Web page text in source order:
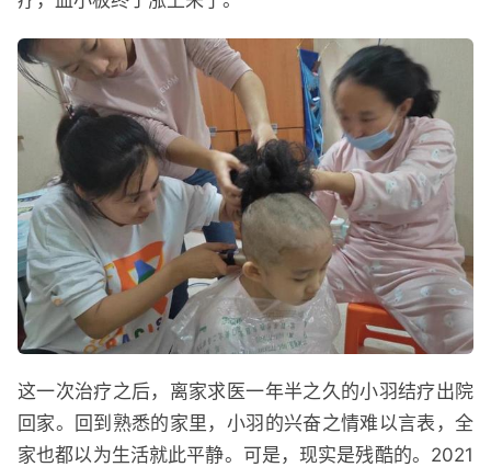
这一次治疗之后，离家求医一年半之久的小羽结疗出院
回家。回到熟悉的家里，小羽的兴奋之情难以言表，全
家也都以为生活就此平静。可是，现实是残酷的。2021